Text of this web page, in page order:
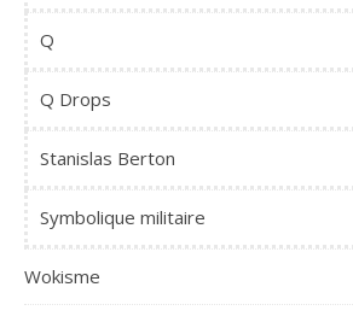
Q
Q Drops
Stanislas Berton
Symbolique militaire
Wokisme